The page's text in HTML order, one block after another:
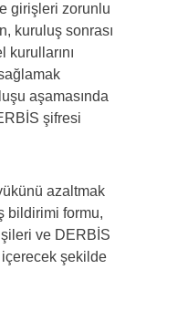
girişleri zorunlu
kuruluş sonrası
kurullarını
aşamasında
şifresi
azaltmak
bildirimi formu,
ve DERBİS
şekilde